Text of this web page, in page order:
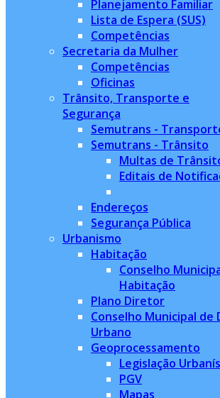
Planejamento Familiar
Lista de Espera (SUS)
Competências
Secretaria da Mulher
Competências
Oficinas
Trânsito, Transporte e
Segurança
Semutrans -
Semutrans - Trânsito
Multas de
Editais de
Endereços
Segurança Pública
Urbanismo
Habitação
Conselho
Habitação
Plano Diretor
Conselho Municipal de
Urbano
Geoprocessamento
Legislação
PGV
Mapas